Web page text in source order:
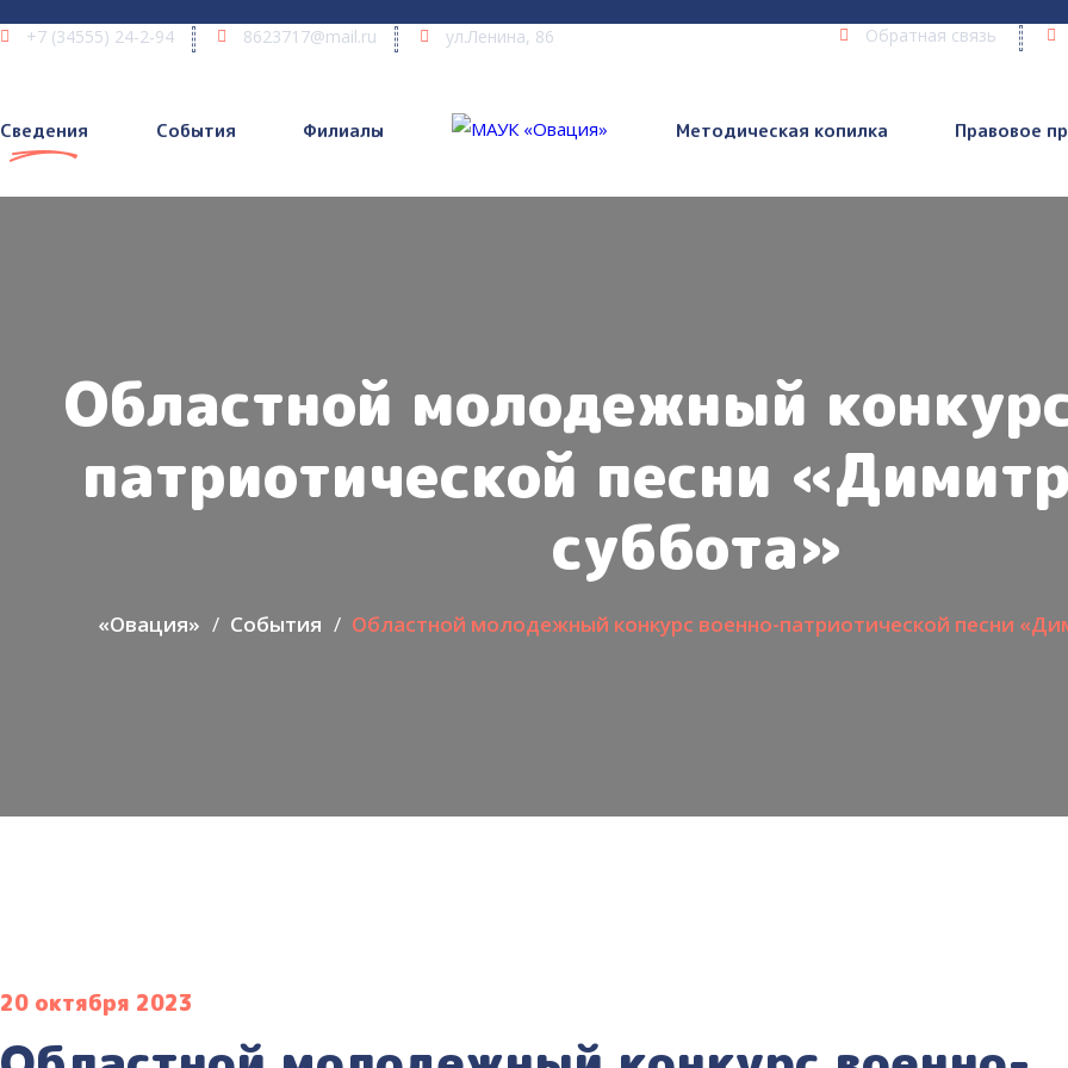
+7 (34555) 24-2-94 8623717@mail.ru ул.Ленина, 86 Обратная связь
Сведения События Филиалы Методическая копилка Правовое
Областной молодежный
патриотической песни
суббота»
«Овация» События Областной молодежный конкурс военно-патриотической песни
20 октября 2023